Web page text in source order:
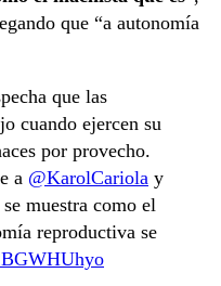
que “a autonomía
que las
cuando ejercen su
por provecho.
a @KarolCariola y
muestra como el
reproductiva se